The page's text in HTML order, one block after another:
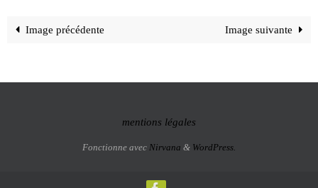
Image précédente Image suivante
mentions légales
Fonctionne avec Nirvana & WordPress.